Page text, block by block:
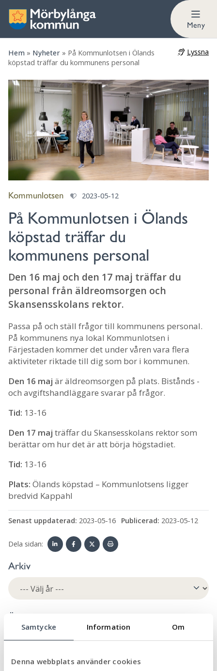
Samtycke Information Om
Denna webbplats använder cookies
Meny
Hem » Nyheter » På Kommunlotsen i Ölands
köpstad träffar du kommunens personal
Lyssna
Kommunlotsen 2023-05-12
På Kommunlotsen i Ölands
köpstad träffar du
kommunens personal
Den 16 maj och den 17 maj träffar du
personal från äldreomsorgen och
Skansensskolans rektor.
Passa på och ställ frågor till kommunens personal.
På kommunens nya lokal Kommunlotsen i
Färjestaden kommer det under våren vara flera
aktiviteter riktade till dig som bor i kommunen.
Den 16 maj är äldreomsorgen på plats. Bistånds -
och avgiftshandläggare svarar på frågor.
Tid: 13-16
Den 17 maj träffar du Skansesskolans rektor som
berättar om hur det är att börja högstadiet.
Tid: 13-16
Plats: Ölands köpstad – Kommunlotsens ligger
bredvid Kappahl
Senast uppdaterad: 2023-05-16 Publicerad: 2023-05-12
Dela sidan:
Arkiv
Ämne
Äldre och seniorer
Arbete och praktik